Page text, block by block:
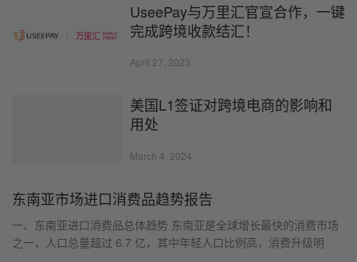
UseePay与万里汇官宣合作，一键
完成跨境收款结汇！
April 27, 2023
美国L1签证对跨境电商的影响和
用处
March 4, 2024
东南亚市场进口消费品趋势报告
一、东南亚进口消费品总体趋势 东南亚是全球增长最快的消费市场
之一，人口总量超过 6.7 亿，其中年轻人口比例高，消费升级明